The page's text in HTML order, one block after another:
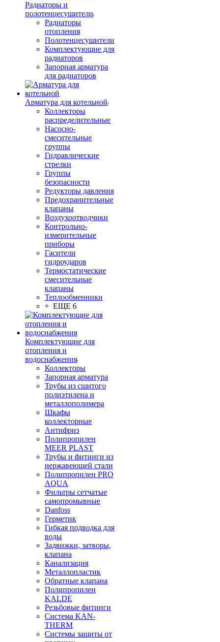
Радиаторы и
полотенцесушители
Радиаторы
отопления
Полотенцесушители
Комплектующие для
радиаторов
Запорная арматура
для радиаторов
Арматура для котельной
Коллекторы
распределительные
Насосно-
смесительные
группы
Гидравлические
стрелки
Группы
безопасности
Редукторы давления
Предохранительные
клапаны
Воздухоотводчики
Контрольно-
измерительные
приборы
Гасители
гидроударов
Термостатические
смесительные
клапаны
Теплообменники
+ ЕЩЕ 6
Комплектующие для
отопления и
водоснабжения
Коллекторы
Запорная арматура
Трубы из сшитого
полиэтилена и
металлополимера
Шкафы
коллекторные
Антифриз
Полипропилен
MEER PLAST
Трубы и фитинги из
нержавеющей стали
Полипропилен PRO
AQUA
Фильтры сетчатые
самопромывные
Danfoss
Герметик
Гибкая подводка для
воды
Задвижки, затворы,
клапана
Канализация
Металлопластик
Обратные клапана
Полипропилен
KALDE
Резьбовые фитинги
Система KAN-
THERM
Системы защиты от